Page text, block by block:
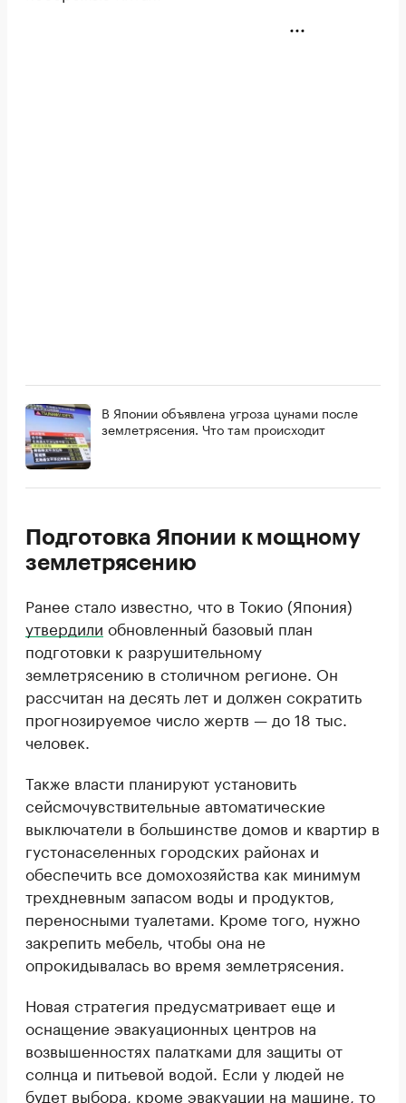
В Японии объявлена угроза цунами после
землетрясения. Что там происходит
Подготовка Японии к мощному
землетрясению
Ранее стало известно, что в Токио (Япония)
утвердили обновленный базовый план
подготовки к разрушительному
землетрясению в столичном регионе. Он
рассчитан на десять лет и должен сократить
прогнозируемое число жертв — до 18 тыс.
человек.
Также власти планируют установить
сейсмочувствительные автоматические
выключатели в большинстве домов и квартир в
густонаселенных городских районах и
обеспечить все домохозяйства как минимум
трехдневным запасом воды и продуктов,
переносными туалетами. Кроме того, нужно
закрепить мебель, чтобы она не
опрокидывалась во время землетрясения.
Новая стратегия предусматривает еще и
оснащение эвакуационных центров на
возвышенностях палатками для защиты от
солнца и питьевой водой. Если у людей не
будет выбора, кроме эвакуации на машине, то